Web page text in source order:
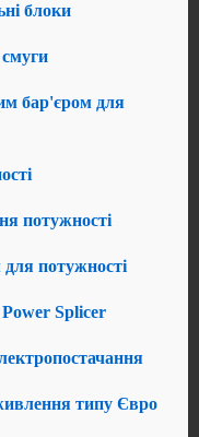
блоки
смуги
бар'єром для
потужності
потужності
Power Splicer
типу Євро